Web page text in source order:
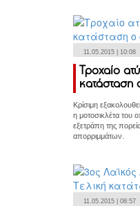
11.05.2015 | 10:08
Τροχαίο
κατάσταση
Κρίσιμη
η μοτοσικλέτα του
εξετράπη της
απορριμμάτων.
11.05.2015 | 08:57